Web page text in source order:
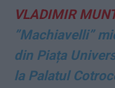
VLADIMIR
”Machiavelli”
din Piața
la Palatul